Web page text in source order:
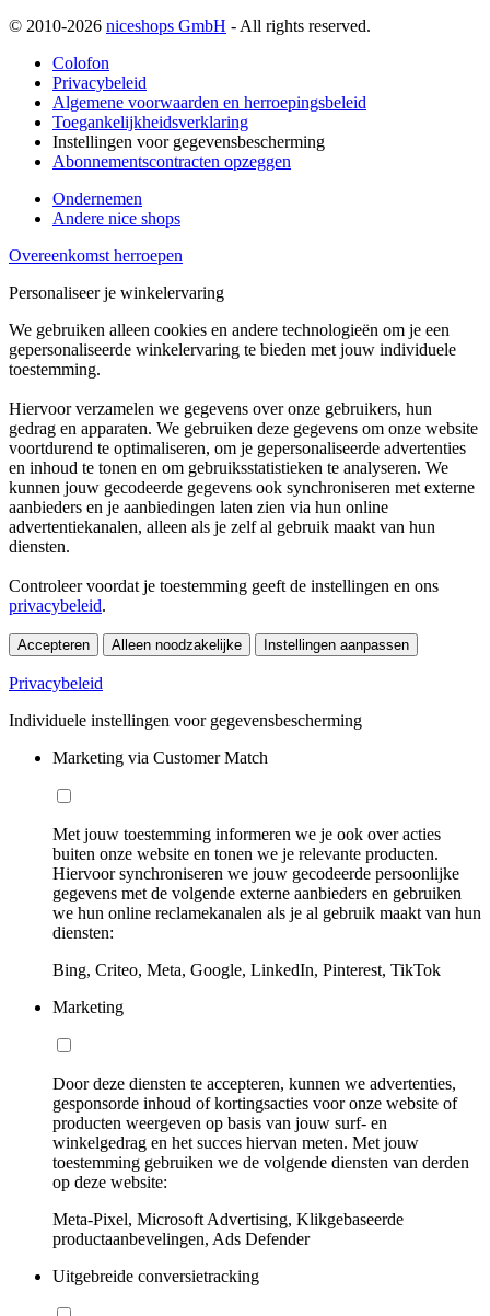
© 2010-2026 niceshops GmbH - All rights reserved.
Colofon
Privacybeleid
Algemene voorwaarden en herroepingsbeleid
Toegankelijkheidsverklaring
Instellingen voor gegevensbescherming
Abonnementscontracten opzeggen
Ondernemen
Andere nice shops
Overeenkomst herroepen
Personaliseer je winkelervaring
We gebruiken alleen cookies en andere technologieën om je een
gepersonaliseerde winkelervaring te bieden met jouw individuele
toestemming.
Hiervoor verzamelen we gegevens over onze gebruikers, hun
gedrag en apparaten. We gebruiken deze gegevens om onze website
voortdurend te optimaliseren, om je gepersonaliseerde advertenties
en inhoud te tonen en om gebruiksstatistieken te analyseren. We
kunnen jouw gecodeerde gegevens ook synchroniseren met externe
aanbieders en je aanbiedingen laten zien via hun online
advertentiekanalen, alleen als je zelf al gebruik maakt van hun
diensten.
Controleer voordat je toestemming geeft de instellingen en ons
privacybeleid.
Accepteren Alleen noodzakelijke Instellingen aanpassen
Privacybeleid
Individuele instellingen voor gegevensbescherming
Marketing via Customer Match
Met jouw toestemming informeren we je ook over acties
buiten onze website en tonen we je relevante producten.
Hiervoor synchroniseren we jouw gecodeerde persoonlijke
gegevens met de volgende externe aanbieders en gebruiken
we hun online reclamekanalen als je al gebruik maakt van hun
diensten:
Bing, Criteo, Meta, Google, LinkedIn, Pinterest, TikTok
Marketing
Door deze diensten te accepteren, kunnen we advertenties,
gesponsorde inhoud of kortingsacties voor onze website of
producten weergeven op basis van jouw surf- en
winkelgedrag en het succes hiervan meten. Met jouw
toestemming gebruiken we de volgende diensten van derden
op deze website:
Meta-Pixel, Microsoft Advertising, Klikgebaseerde
productaanbevelingen, Ads Defender
Uitgebreide conversietracking